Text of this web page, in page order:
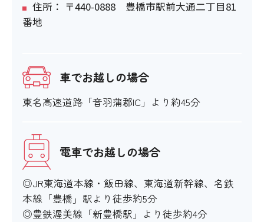
住所： 〒440-0888 豊橋市駅前大通二丁目81
番地
車でお越しの場合
東名高速道路「音羽蒲郡IC」より約45分
電車でお越しの場合
◎JR東海道本線・飯田線、東海道新幹線、名鉄
本線「豊橋」駅より徒歩約5分
◎豊鉄渥美線「新豊橋駅」より徒歩約4分